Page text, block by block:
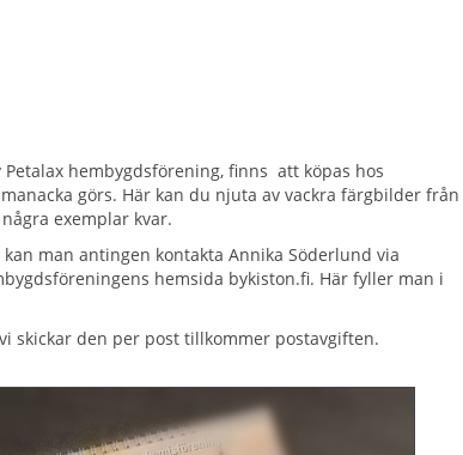
Petalax hembygdsförening, finns att köpas hos
görs. Här kan du njuta av vackra färgbilder från
exemplar kvar.
man antingen kontakta Annika Söderlund via
hemsida bykiston.fi. Här fyller man i
skickar den per post tillkommer postavgiften.